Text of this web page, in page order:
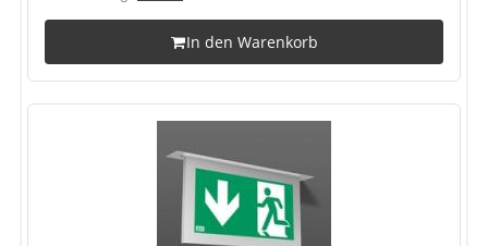
In den Warenkorb